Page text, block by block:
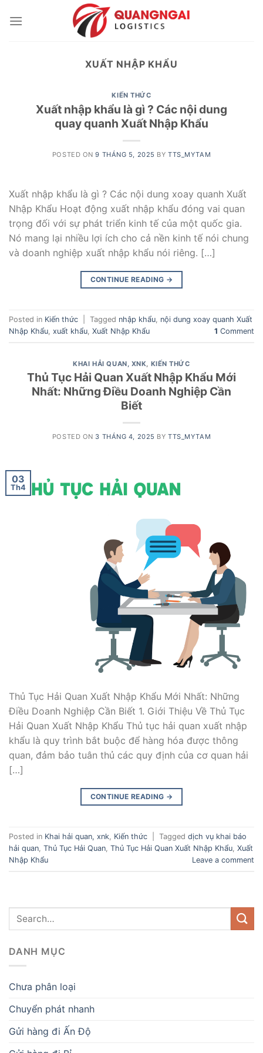
XUẤT NHẬP KHẨU
KIẾN THỨC
Xuất nhập khẩu là gì ? Các nội dung
quay quanh Xuất Nhập Khẩu
POSTED ON9 THÁNG 5, 2025 BYTTS_MYTAM
Xuất nhập khẩu là gì ? Các nội dung xoay quanh Xuất
Nhập Khẩu Hoạt động xuất nhập khẩu đóng vai quan
trọng đối với sự phát triển kinh tế của một quốc gia.
Nó mang lại nhiều lợi ích cho cả nền kinh tế nói chung
và doanh nghiệp xuất nhập khẩu nói riêng. […]
CONTINUE READING →
Posted in Kiến thức Tagged nhập khẩu nội dung xoay quanh Xuất
Nhập Khẩu xuất khẩu Xuất Nhập Khẩu 1 Comment
KHAI HẢI QUAN, XNK KIẾN THỨC
Thủ Tục Hải Quan Xuất Nhập Khẩu Mới
Nhất: Những Điều Doanh Nghiệp Cần
Biết
POSTED ON 3 THÁNG 4, 2025 BYTTS_MYTAM
03
Th4
Thủ Tục Hải Quan Xuất Nhập Khẩu Mới Nhất: Những
Điều Doanh Nghiệp Cần Biết 1. Giới Thiệu Về Thủ Tục
Hải Quan Xuất Nhập Khẩu Thủ tục hải quan xuất nhập
khẩu là quy trình bắt buộc để hàng hóa được thông
quan, đảm bảo tuân thủ các quy định của cơ quan hải
[…]
CONTINUE READING →
Posted in Khai hải quan, xnk, Kiến thức Tagged dịch vụ khai báo
hải quan, Thủ Tục Hải Quan, Thủ Tục Hải Quan Xuất Nhập Khẩu, Xuất
Nhập Khẩu
Leave a comment
DANH MỤC
Chưa phân loại
Chuyển phát nhanh
Gửi hàng đi Ấn Độ